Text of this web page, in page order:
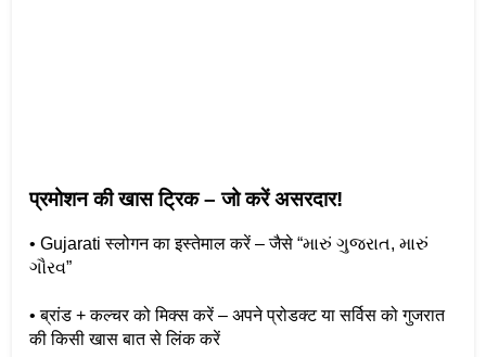
प्रमोशन की खास ट्रिक – जो करें असरदार!
• Gujarati स्लोगन का इस्तेमाल करें – जैसे “મારું ગુજરાત, મારું
ગૌરવ”
• ब्रांड + कल्चर को मिक्स करें – अपने प्रोडक्ट या सर्विस को गुजरात
की किसी खास बात से लिंक करें